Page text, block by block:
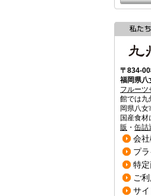
〒834-
福岡県八
フルーツ
館では九
岡県八女
国産食材
販 ・ 缶詰
会
プ
特
ご
サ